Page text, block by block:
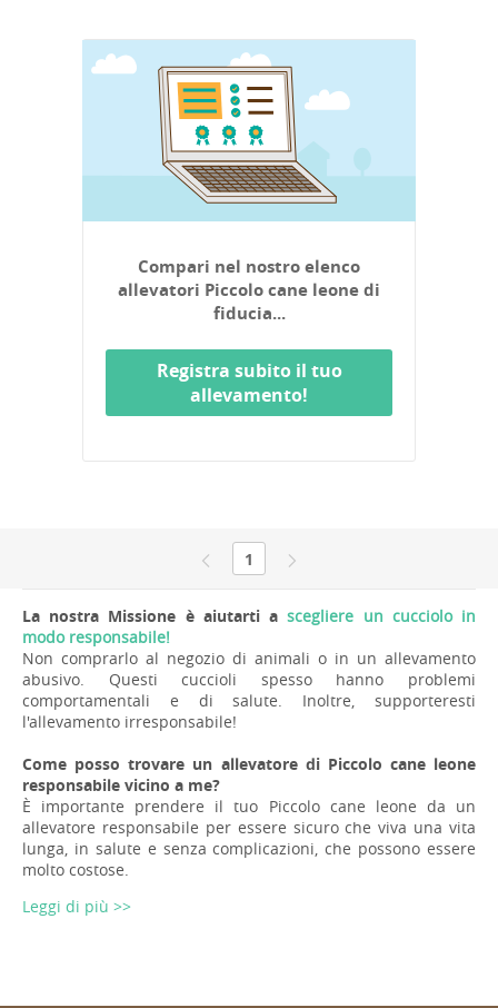
Compari nel nostro elenco
allevatori Piccolo cane leone di
fiducia...
Registra subito il tuo
allevamento!
1
La nostra Missione è aiutarti ascegliere un cucciolo in
modo responsabile!
Non comprarlo al negozio di animali o in un allevamento
abusivo. Questi cuccioli spesso hanno problemi
comportamentali e di salute. Inoltre, supporteresti
l'allevamento irresponsabile!
Come posso trovare un allevatore di Piccolo cane leone
responsabile vicino a me?
È importante prendere il tuo Piccolo cane leone da un
allevatore responsabile per essere sicuro che viva una vita
lunga, in salute e senza complicazioni, che possono essere
molto costose.
Leggi di più >>